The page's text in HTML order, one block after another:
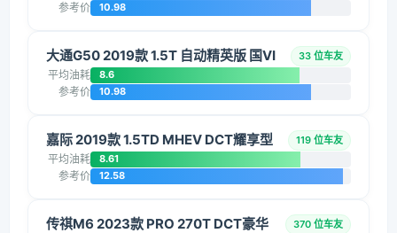
参考价 10.98
大通G50 2019款 1.5T 自动精英版 国VI 33 位车友
平均油耗 8.6
参考价 10.98
嘉际 2019款 1.5TD MHEV DCT耀享型 119 位车友
平均油耗 8.61
参考价 12.58
传祺M6 2023款 PRO 270T DCT豪华
370 位车友